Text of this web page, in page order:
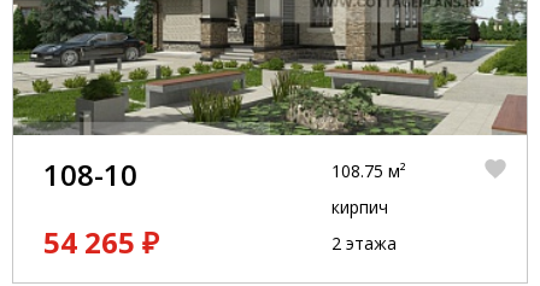
108-10
54 265 ₽
108.75 м²
кирпич
2 этажа